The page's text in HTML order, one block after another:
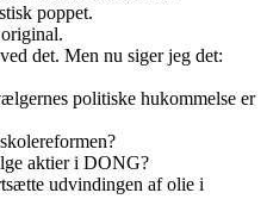
poppet.
det. Men nu siger jeg det:
politiske hukommelse er
aktier i DONG?
udvindingen af olie i